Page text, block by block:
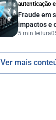
autenticação
Fraude em
impactos e
5 min leitura
Ver mais